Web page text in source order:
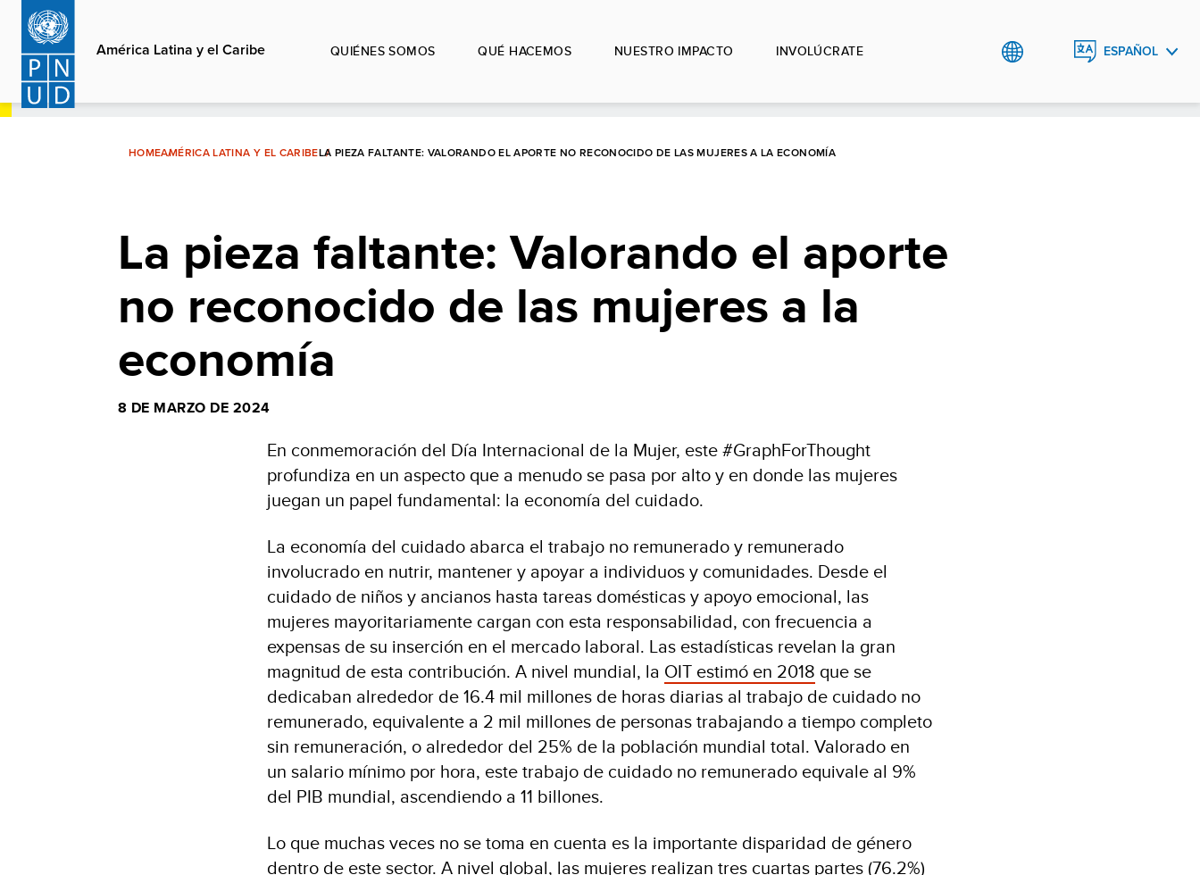
Pasar
contenido
principal
América Latina y el Caribe QUIÉNES SOMOS QUÉ HACEMOS NUESTRO IMPACTO INVOLÚCRATE ESPAÑOL
HOMEAMÉRICA LATINA Y EL CARIBELA PIEZA FALTANTE: VALORANDO EL APORTE NO RECONOCIDO DE LAS MUJERES A LA ECONOMÍA
La pieza faltante: Valorando el aporte
no reconocido de las mujeres a la
economía
8 DE MARZO DE 2024
En conmemoración del Día Internacional de la Mujer, este #GraphForThought
profundiza en un aspecto que a menudo se pasa por alto y en donde las mujeres
juegan un papel fundamental: la economía del cuidado.
La economía del cuidado abarca el trabajo no remunerado y remunerado
involucrado en nutrir, mantener y apoyar a individuos y comunidades. Desde el
cuidado de niños y ancianos hasta tareas domésticas y apoyo emocional, las
mujeres mayoritariamente cargan con esta responsabilidad, con frecuencia a
expensas de su inserción en el mercado laboral. Las estadísticas revelan la gran
magnitud de esta contribución. A nivel mundial, la OIT estimó en 2018 que se
dedicaban alrededor de 16.4 mil millones de horas diarias al trabajo de cuidado no
remunerado, equivalente a 2 mil millones de personas trabajando a tiempo completo
sin remuneración, o alrededor del 25% de la población mundial total. Valorado en
un salario mínimo por hora, este trabajo de cuidado no remunerado equivale al 9%
del PIB mundial, ascendiendo a 11 billones.
Lo que muchas veces no se toma en cuenta es la importante disparidad de género
dentro de este sector. A nivel global, las mujeres realizan tres cuartas partes (76.2%)